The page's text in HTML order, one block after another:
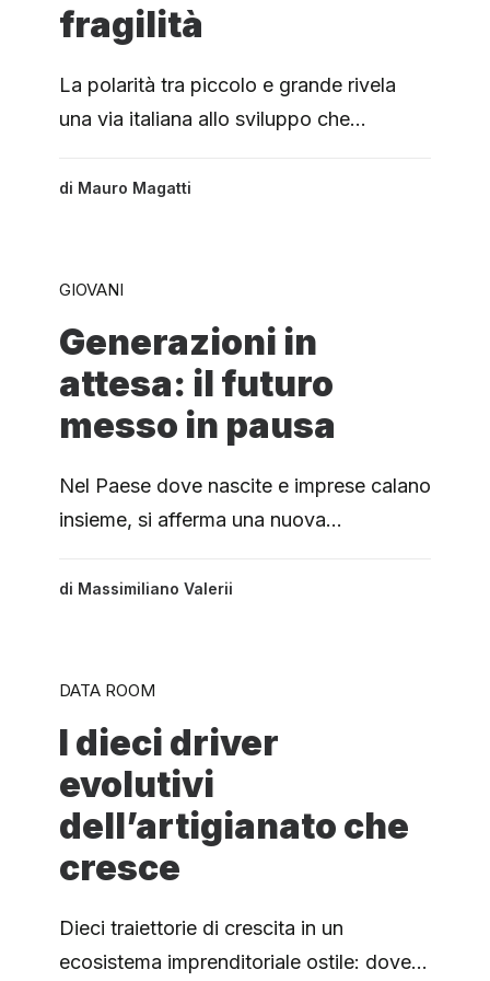
fragilità
La polarità tra piccolo e grande rivela
una via italiana allo sviluppo che…
di Mauro Magatti
GIOVANI
Generazioni in
attesa: il futuro
messo in pausa
Nel Paese dove nascite e imprese calano
insieme, si afferma una nuova…
di Massimiliano Valerii
DATA ROOM
I dieci driver
evolutivi
dell’artigianato che
cresce
Dieci traiettorie di crescita in un
ecosistema imprenditoriale ostile: dove…